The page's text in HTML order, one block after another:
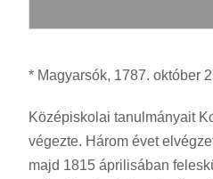
* Magyarsók, 1787. október
Középiskolai tanulmányait
végezte. Három évet
majd 1815 áprilisában